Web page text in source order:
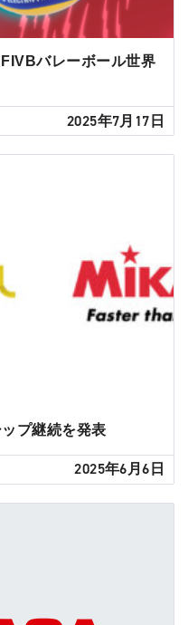
バレーボール世界
2025年7月17日
プ継続を発表
2025年6月6日